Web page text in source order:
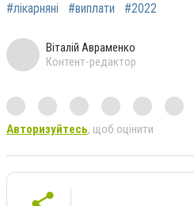
#лікарняні #виплати #2022
Віталій Авраменко
Контент-редактор
Авторизуйтесь, щоб оцінити